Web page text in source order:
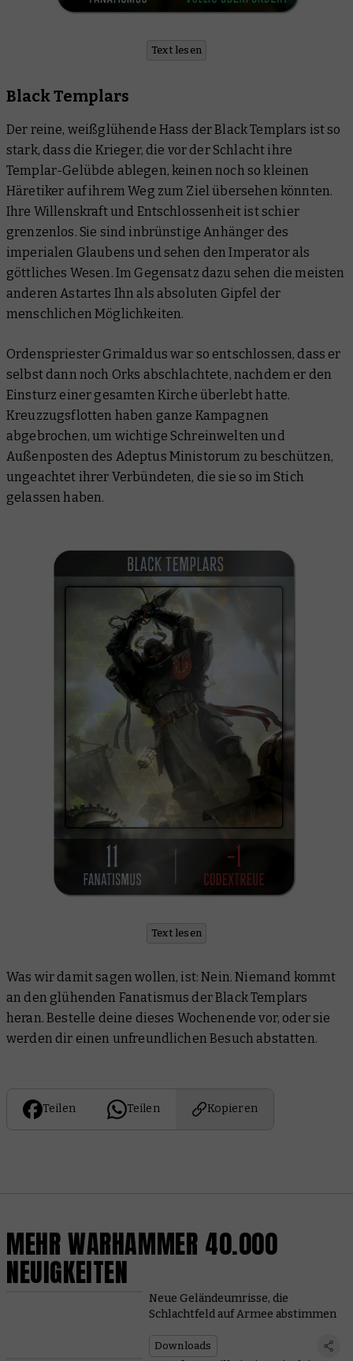
Text lesen
Black Templars
Der reine, weißglühende Hass der Black Templars ist so
stark, dass die Krieger, die vor der Schlacht ihre
Templar-Gelübde ablegen, keinen noch so kleinen
Häretiker auf ihrem Weg zum Ziel übersehen könnten.
Ihre Willenskraft und Entschlossenheit ist schier
grenzenlos. Sie sind inbrünstige Anhänger des
imperialen Glaubens und sehen den Imperator als
göttliches Wesen. Im Gegensatz dazu sehen die meisten
anderen Astartes Ihn als absoluten Gipfel der
menschlichen Möglichkeiten.
Ordenspriester Grimaldus war so entschlossen, dass er
selbst dann noch Orks abschlachtete, nachdem er den
Einsturz einer gesamten Kirche überlebt hatte.
Kreuzzugsflotten haben ganze Kampagnen
abgebrochen, um wichtige Schreinwelten und
Außenposten des Adeptus Ministorum zu beschützen,
ungeachtet ihrer Verbündeten, die sie so im Stich
gelassen haben.
Text lesen
Was wir damit sagen wollen, ist: Nein. Niemand kommt
an den glühenden Fanatismus der Black Templars
heran. Bestelle deine dieses Wochenende vor, oder sie
werden dir einen unfreundlichen Besuch abstatten.
Teilen Teilen Kopieren
MEHR WARHAMMER 40.000
NEUIGKEITEN
Neue Geländeumrisse, die
Schlachtfeld auf Armee abstimmen
Downloads